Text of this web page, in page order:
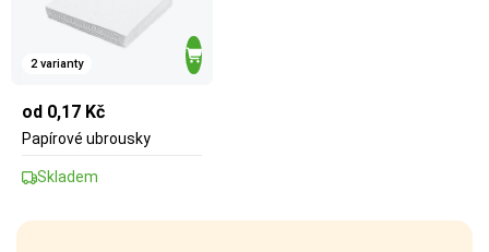
2 varianty
od 0,17 Kč
Papírové ubrousky
Skladem